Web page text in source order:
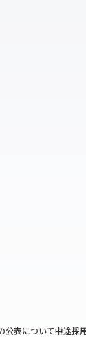
公表について中途採